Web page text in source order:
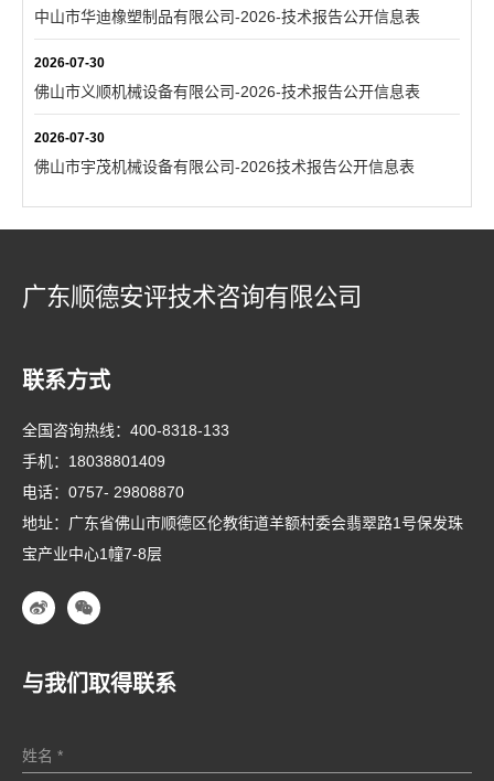
中山市华迪橡塑制品有限公司-2026-技术报告公开信息表
2026-07-30
佛山市义顺机械设备有限公司-2026-技术报告公开信息表
2026-07-30
佛山市宇茂机械设备有限公司-2026技术报告公开信息表
广东顺德安评技术咨询有限公司
联系方式
全国咨询热线： 400-8318-133
手机： 18038801409
电话： 0757- 29808870
地址：广东省佛山市顺德区伦教街道羊额村委会翡翠路1号保发珠
宝产业中心1幢7-8层
与我们取得联系